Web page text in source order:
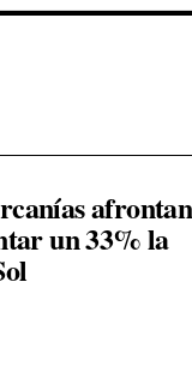
afrontan
un 33% la